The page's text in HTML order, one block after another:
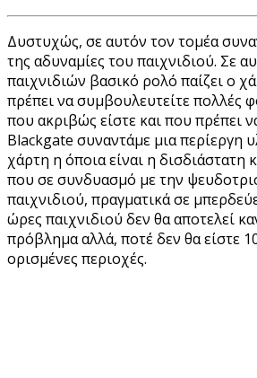
Δυστυχώς, σε αυτόν τον τομέα
της αδυναμίες του παιχνιδιού. Σε
παιχνιδιών βασικό ρολό παίζει ο
πρέπει να συμβουλευτείτε πολλές
που ακριβώς είστε και που πρέπει
Blackgate συναντάμε μια περίεργη
χάρτη η όποια είναι η
που σε συνδυασμό με την
παιχνιδιού, πραγματικά σε
ώρες παιχνιδιού δεν θα αποτελεί
πρόβλημα αλλά, ποτέ δεν θα είστε
ορισμένες περιοχές.